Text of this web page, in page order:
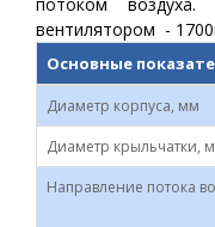
вентилятором -
Основные
Диаметр корпуса, мм
Диаметр крыльчатки,
Направление потока